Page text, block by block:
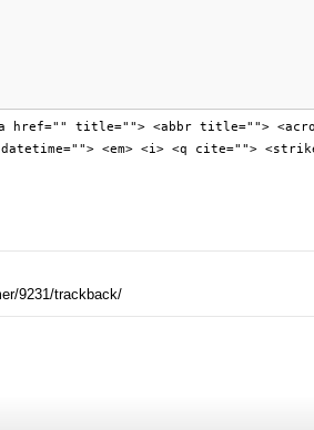
href="" title=""> <abbr title="">
<em> <i> <q cite="">
9231/trackback/